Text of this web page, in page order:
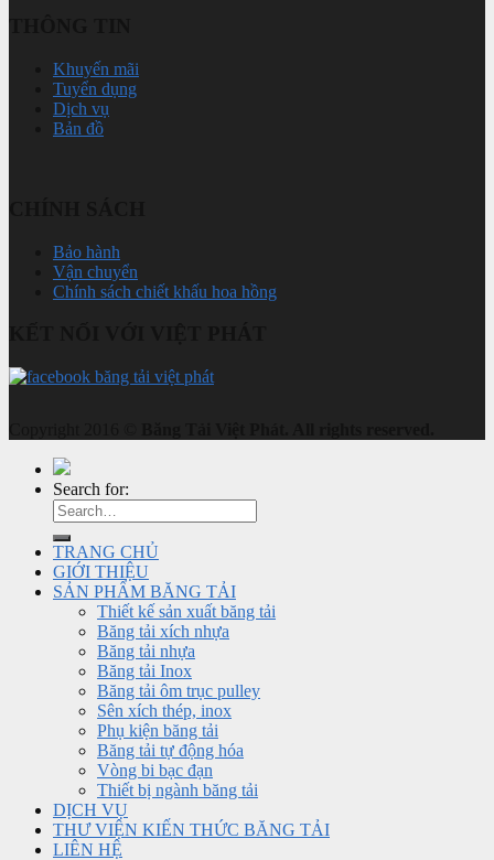
Khuyến mãi
Tuyển dụng
Dịch vụ
Bản đồ
Bảo hành
Vận chuyển
Chính sách chiết khấu hoa hồng
Search for:
TRANG CHỦ
GIỚI THIỆU
SẢN PHẨM BĂNG TẢI
Thiết kế sản xuất băng tải
Băng tải xích nhựa
Băng tải nhựa
Băng tải Inox
Băng tải ôm trục pulley
Sên xích thép, inox
Phụ kiện băng tải
Băng tải tự động hóa
Vòng bi bạc đạn
Thiết bị ngành băng tải
DỊCH VỤ
THƯ VIỆN KIẾN THỨC BĂNG TẢI
LIÊN HỆ